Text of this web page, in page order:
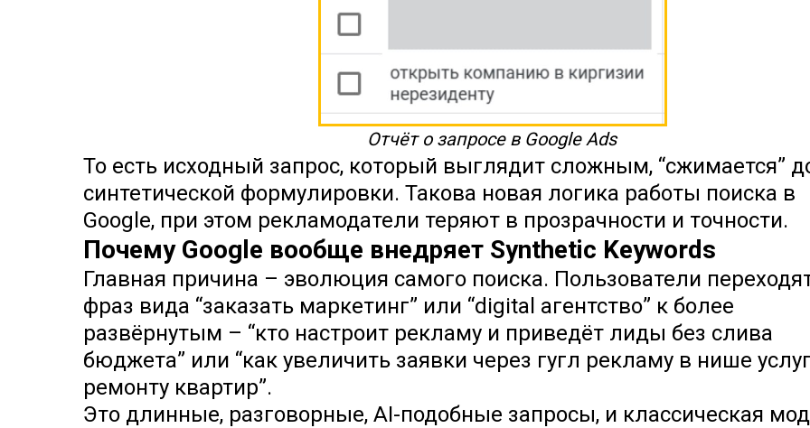
Отчёт о запросе в Google Ads
То есть исходный запрос, который выглядит сложным, “сжимается”
синтетической формулировки. Такова новая логика работы поиска в
Google, при этом рекламодатели теряют в прозрачности и точности.
Почему Google вообще внедряет Synthetic Keywords
Главная причина – эволюция самого поиска. Пользователи
фраз вида “заказать маркетинг” или “digital агентство” к более
развёрнутым – “кто настроит рекламу и приведёт лиды без слива
бюджета” или “как увеличить заявки через гугл рекламу в нише
ремонту квартир”.
Это длинные, разговорные, AI-подобные запросы, и классическая